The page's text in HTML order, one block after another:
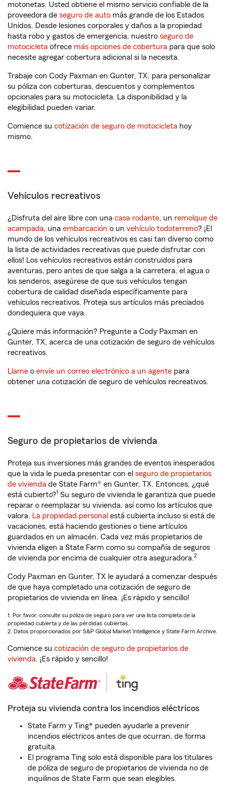
motonetas. Usted obtiene el mismo servicio confiable de la
proveedora de seguro de auto más grande de los Estados
Unidos. Desde lesiones corporales y daños a la propiedad
hasta robo y gastos de emergencia, nuestro seguro de
motocicleta ofrece más opciones de cobertura para que solo
necesite agregar cobertura adicional si la necesita.
Trabaje con Cody Paxman en Gunter, TX, para personalizar
su póliza con coberturas, descuentos y complementos
opcionales para su motocicleta. La disponibilidad y la
elegibilidad pueden variar.
Comience su cotización de seguro de motocicleta hoy
mismo.
Vehículos recreativos
¿Disfruta del aire libre con una casa rodante, un remolque de
acampada, una embarcación o un vehículo todoterreno? ¡El
mundo de los vehículos recreativos es casi tan diverso como
la lista de actividades recreativas que puede disfrutar con
ellos! Los vehículos recreativos están construidos para
aventuras, pero antes de que salga a la carretera, el agua o
los senderos, asegúrese de que sus vehículos tengan
cobertura de calidad diseñada específicamente para
vehículos recreativos. Proteja sus artículos más preciados
dondequiera que vaya.
¿Quiere más información? Pregunte a Cody Paxman en
Gunter, TX, acerca de una cotización de seguro de vehículos
recreativos.
Llame o envíe un correo electrónico a un agente para
obtener una cotización de seguro de vehículos recreativos.
Seguro de propietarios de vivienda
Proteja sus inversiones más grandes de eventos inesperados
que la vida le pueda presentar con el seguro de propietarios
de vivienda de State Farm® en Gunter, TX. Entonces, ¿qué
está cubierto?1 Su seguro de vivienda le garantiza que puede
reparar o reemplazar su vivienda, así como los artículos que
valora. La propiedad personal está cubierta incluso si está de
vacaciones, está haciendo gestiones o tiene artículos
guardados en un almacén. Cada vez más propietarios de
vivienda eligen a State Farm como su compañía de seguros
de vivienda por encima de cualquier otra aseguradora.2
Cody Paxman en Gunter, TX le ayudará a comenzar después
de que haya completado una cotización de seguro de
propietarios de vivienda en línea. ¡Es rápido y sencillo!
1. Por favor, consulte su póliza de seguro para ver una lista completa de la
propiedad cubierta y de las pérdidas cubiertas.
2. Datos proporcionados por S&P Global Market Intelligence y State Farm Archive.
Comience su cotización de seguro de propietarios de
vivienda. ¡Es rápido y sencillo!
Proteja su vivienda contra los incendios eléctricos
State Farm y Ting* pueden ayudarle a prevenir
incendios eléctricos antes de que ocurran, de forma
gratuita.
El programa Ting solo está disponible para los titulares
de póliza de seguro de propietarios de vivienda no de
inquilinos de State Farm que sean elegibles.